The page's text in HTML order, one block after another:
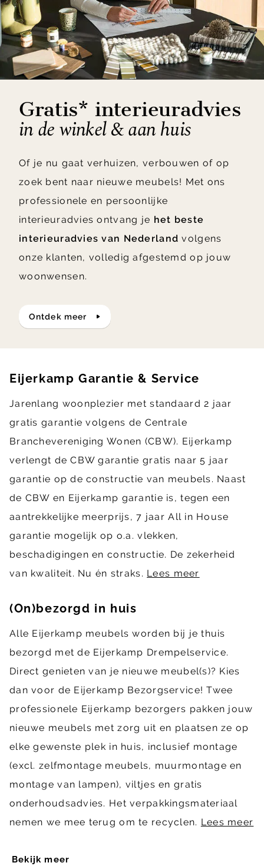
Gratis* interieuradvies
in de winkel & aan huis
Of je nu gaat verhuizen, verbouwen of op
zoek bent naar nieuwe meubels! Met ons
professionele en persoonlijke
interieuradvies ontvang je het beste
interieuradvies van Nederland volgens
onze klanten, volledig afgestemd op jouw
woonwensen.
ontdek meer
Bekijk meer
Eijerkamp Garantie & Service
Jarenlang woonplezier met standaard 2 jaar
gratis garantie volgens de Centrale
Branchevereniging Wonen (CBW). Eijerkamp
verlengt de CBW garantie gratis naar 5 jaar
garantie op de constructie van meubels. Naast
de CBW en Eijerkamp garantie is, tegen een
aantrekkelijke meerprijs, 7 jaar All in House
garantie mogelijk op o.a. vlekken,
beschadigingen en constructie. De zekerheid
van kwaliteit. Nu én straks. Lees meer
(On)bezorgd in huis
Alle Eijerkamp meubels worden bij je thuis
bezorgd met de Eijerkamp Drempelservice.
Direct genieten van je nieuwe meubel(s)? Kies
dan voor de Eijerkamp Bezorgservice! Twee
professionele Eijerkamp bezorgers pakken jouw
nieuwe meubels met zorg uit en plaatsen ze op
elke gewenste plek in huis, inclusief montage
(excl. zelfmontage meubels, muurmontage en
montage van lampen), viltjes en gratis
onderhoudsadvies. Het verpakkingsmateriaal
nemen we mee terug om te recyclen. Lees meer